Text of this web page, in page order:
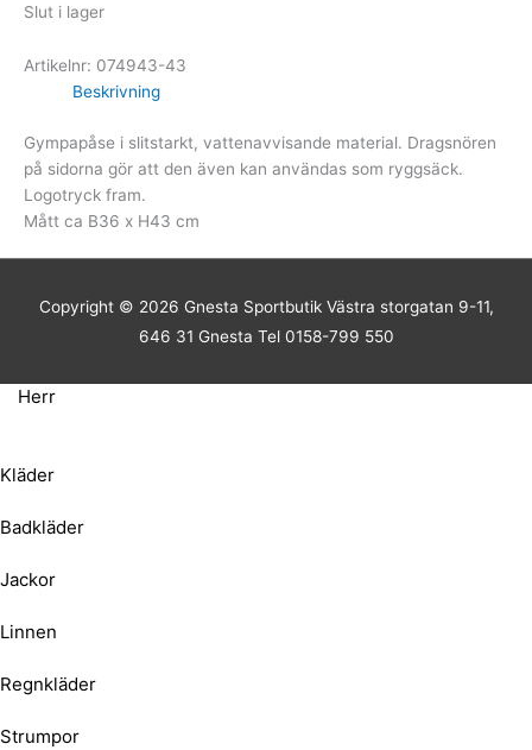
Slut i lager
Artikelnr: 074943-43
Beskrivning
Gympapåse i slitstarkt, vattenavvisande material. Dragsnören
på sidorna gör att den även kan användas som ryggsäck.
Logotryck fram.
Mått ca B36 x H43 cm
Copyright © 2026 Gnesta SportbutikVästra storgatan 9-11,
646 31 Gnesta Tel 0158-799 550
Herr
Kläder
Badkläder
Jackor
Linnen
Regnkläder
Strumpor